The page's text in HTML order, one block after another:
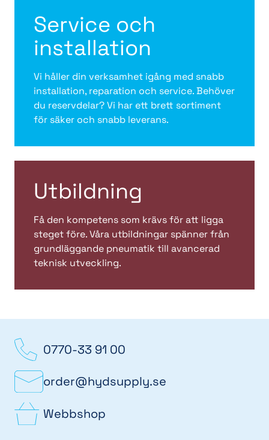
Service och
installation
Vi håller din verksamhet igång med snabb
installation, reparation och service. Behöver
du reservdelar? Vi har ett brett sortiment
för säker och snabb leverans.
Utbildning
Få den kompetens som krävs för att ligga
steget före. Våra utbildningar spänner från
grundläggande pneumatik till avancerad
teknisk utveckling.
0770-33 91 00
order@hydsupply.se
Webbshop